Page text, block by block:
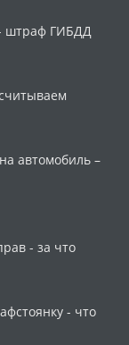
штраф ГИБДД
автомобиль –
- за что
- что